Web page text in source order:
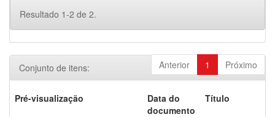
Resultado 1-2 de 2.
Anterior 1 Próximo
Conjunto de itens:
Pré-visualização
Data do
documento
Título